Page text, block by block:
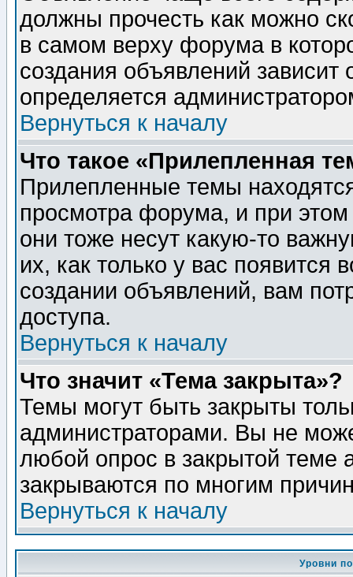
должны прочесть как можно
в самом верху форума в
создания объявлений зависит
определяется
Вернуться к началу
Что такое «Прилепленная
Прилепленные темы
просмотра форума, и при
они тоже несут какую-то
их, как только у вас появится
создании объявлений, вам
доступа.
Вернуться к началу
Что значит «Тема закрыта»?
Темы могут быть закрыты
администраторами. Вы не
любой опрос в закрытой теме
закрываются по многим
Вернуться к началу
Уровни